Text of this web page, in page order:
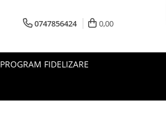
0747856424 0,00
PROGRAM FIDELIZARE